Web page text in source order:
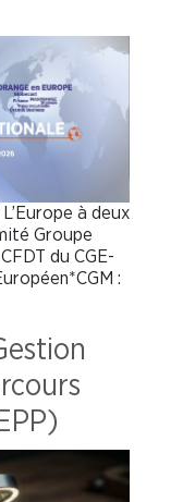
à deux
Groupe
du CGE-
: